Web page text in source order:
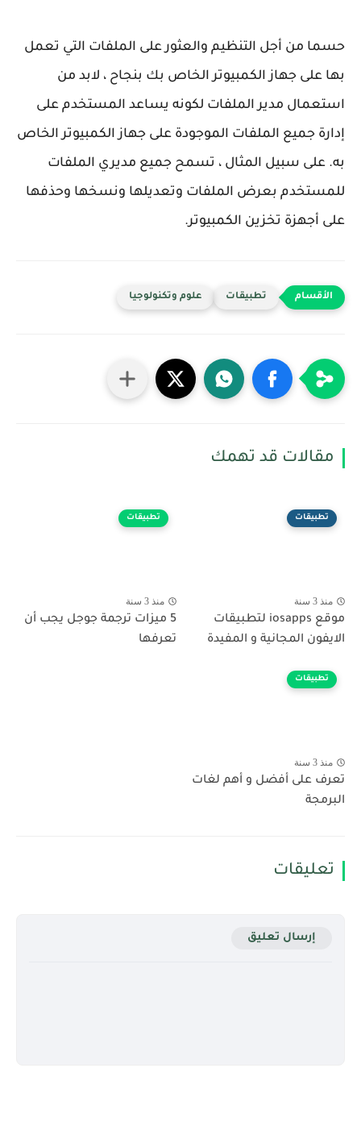
حسما من أجل التنظيم والعثور على الملفات التي تعمل
بها على جهاز الكمبيوتر الخاص بك بنجاح ، لابد من
استعمال مدير الملفات لكونه يساعد المستخدم على
إدارة جميع الملفات الموجودة على جهاز الكمبيوتر الخاص
به. على سبيل المثال ، تسمح جميع مديري الملفات
للمستخدم بعرض الملفات وتعديلها ونسخها وحذفها
على أجهزة تخزين الكمبيوتر.
تطبيقات علوم وتكنولوجيا
مقالات قد تهمك
تطبيقات
منذ 3 سنة
موقع iosapps لتطبيقات
الايفون المجانية و المفيدة
تطبيقات
منذ 3 سنة
5 ميزات ترجمة جوجل يجب أن
تعرفها
تطبيقات
منذ 3 سنة
تعرف على أفضل و أهم لغات
البرمجة
تعليقات
إرسال تعليق